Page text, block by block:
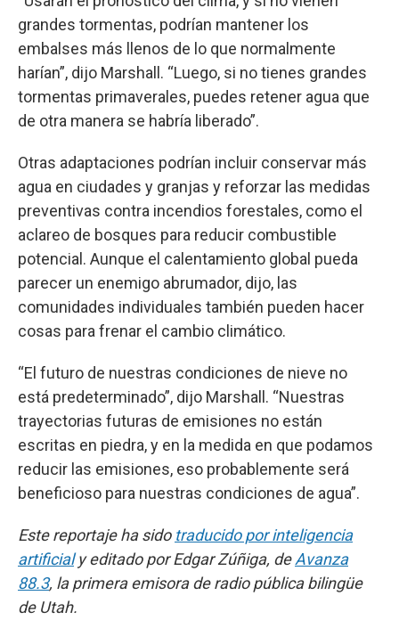
grandes tormentas, podrían mantener los
embalses más llenos de lo que normalmente
harían”, dijo Marshall. “Luego, si no tienes grandes
tormentas primaverales, puedes retener agua que
de otra manera se habría liberado”.
Otras adaptaciones podrían incluir conservar más
agua en ciudades y granjas y reforzar las medidas
preventivas contra incendios forestales, como el
aclareo de bosques para reducir combustible
potencial. Aunque el calentamiento global pueda
parecer un enemigo abrumador, dijo, las
comunidades individuales también pueden hacer
cosas para frenar el cambio climático.
“El futuro de nuestras condiciones de nieve no
está predeterminado”, dijo Marshall. “Nuestras
trayectorias futuras de emisiones no están
escritas en piedra, y en la medida en que podamos
reducir las emisiones, eso probablemente será
beneficioso para nuestras condiciones de agua”.
Este reportaje ha sido traducido por inteligencia
artificialy editado por Edgar Zúñiga, deAvanza
88.3, la primera emisora de radio pública bilingüe
de Utah.